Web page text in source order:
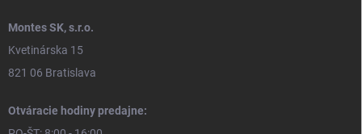
Montes SK, s.r.o.
Kvetinárska 15
821 06 Bratislava
Otváracie hodiny predajne: